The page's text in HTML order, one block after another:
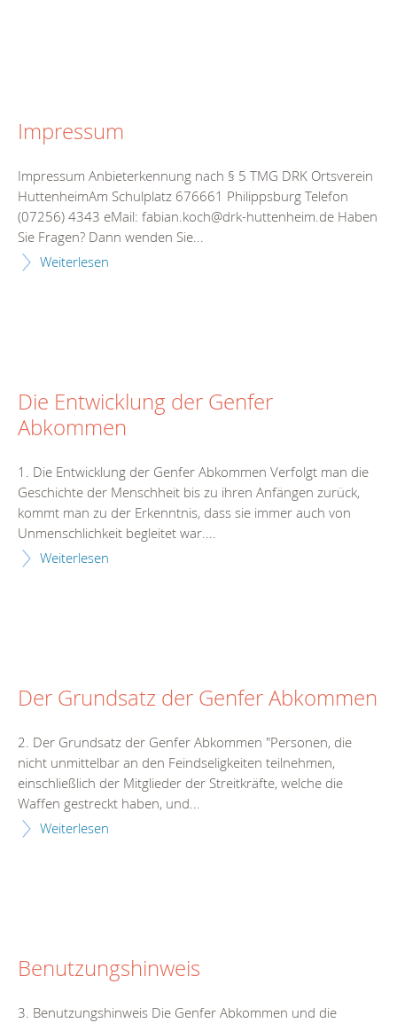
Impressum
Impressum Anbieterkennung nach § 5 TMG DRK Ortsverein
HuttenheimAm Schulplatz 676661 Philippsburg Telefon
(07256) 4343 eMail: fabian.koch@drk-huttenheim.de Haben
Sie Fragen? Dann wenden Sie...
Weiterlesen
Die Entwicklung der Genfer
Abkommen
1. Die Entwicklung der Genfer Abkommen Verfolgt man die
Geschichte der Menschheit bis zu ihren Anfängen zurück,
kommt man zu der Erkenntnis, dass sie immer auch von
Unmenschlichkeit begleitet war....
Weiterlesen
Der Grundsatz der Genfer Abkommen
2. Der Grundsatz der Genfer Abkommen "Personen, die
nicht unmittelbar an den Feindseligkeiten teilnehmen,
einschließlich der Mitglieder der Streitkräfte, welche die
Waffen gestreckt haben, und...
Weiterlesen
Benutzungshinweis
3. Benutzungshinweis Die Genfer Abkommen und die